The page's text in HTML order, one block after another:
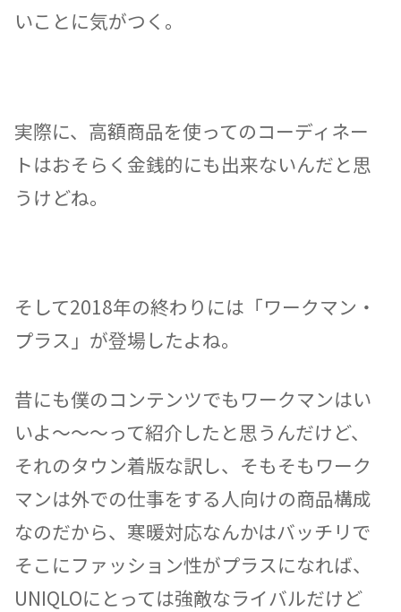
いことに気がつく。
実際に、高額商品を使ってのコーディネー
トはおそらく金銭的にも出来ないんだと思
うけどね。
そして2018年の終わりには「ワークマン・
プラス」が登場したよね。
昔にも僕のコンテンツでもワークマンはい
いよ〜〜〜って紹介したと思うんだけど、
それのタウン着版な訳し、そもそもワーク
マンは外での仕事をする人向けの商品構成
なのだから、寒暖対応なんかはバッチリで
そこにファッション性がプラスになれば、
UNIQLOにとっては強敵なライバルだけど